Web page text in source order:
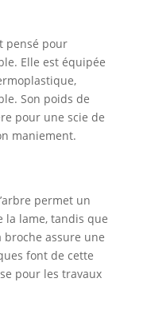
pratique pour
de projets
et Vitesse de
d’une
à effectuer
rapides
3700 tr/min,
assure une
élevée
avec facilité,
de coupe
garantit une
propre et
optimisant le
de travail et
la
pensé pour
Elle est équipée
Son poids de
pour une scie de
maniement.
permet un
la lame, tandis que
assure une
font de cette
pour les travaux